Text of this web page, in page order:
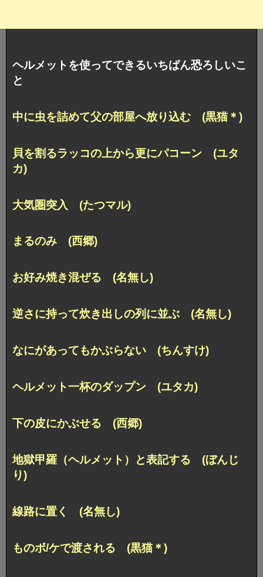
ヘルメットを使ってできるいちばん恐ろしいこ
と
中に虫を詰めて父の部屋へ放り込む (黒猫＊)
貝を割るラッコの上から更にパコーン (ユタ
カ)
大気圏突入 (たつマル)
まるのみ (西郷)
お好み焼き混ぜる (名無し)
逆さに持って炊き出しの列に並ぶ (名無し)
なにがあってもかぶらない (ちんすけ)
ヘルメット一杯のダップン (ユタカ)
下の皮にかぶせる (西郷)
地獄甲羅（ヘルメット）と表記する (ぼんじ
り)
線路に置く (名無し)
ものボ/ケで渡される (黒猫＊)